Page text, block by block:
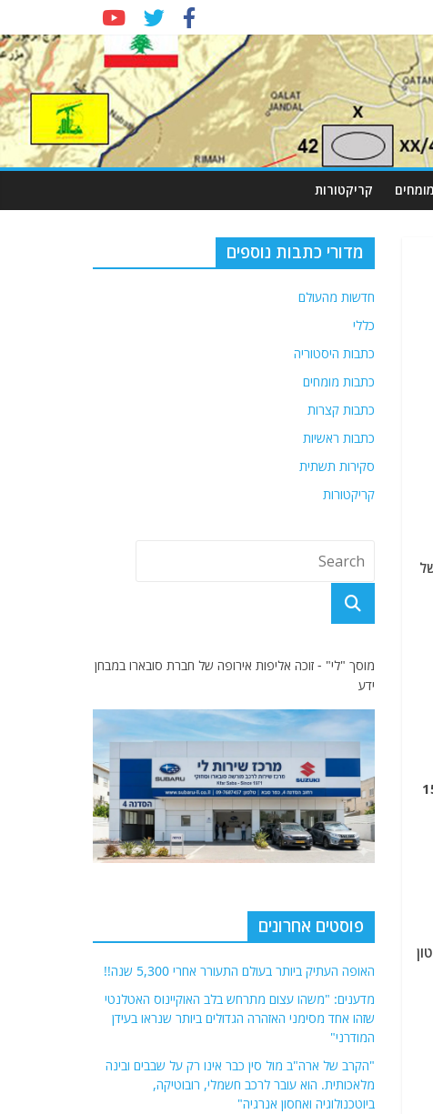
קריקטורות
את הטיל לפני השיגור לכן ניתן לשגר את הטיל כבר כ 15
5, עוצמת הפיצוץ וההדף של הטיל חורמשאר 4 היא הגדולה ביותר בארסנל הטילים של איראן ומסתכמת בשווה ערך של כ 3 טון
מדורי כתבות נוספים
חדשות מהעולם
כללי
כתבות היסטוריה
כתבות מומחים
כתבות קצרות
כתבות ראשיות
סקירות תשתית
קריקטורות
מוסך "לי" - זוכה אליפות אירופה של חברת סובארו במבחן
ידע
פוסטים אחרונים
האופה העתיק ביותר בעולם התעורר אחרי 5,300 שנה!!
מדענים: "משהו עצום מתרחש בלב האוקיינוס האטלנטי
שזהו אחד מסימני האזהרה הגדולים ביותר שנראו בעידן
המודרני"
"הקרב של ארה"ב מול סין כבר אינו רק על שבבים ובינה
מלאכותית. הוא עובר לרכב חשמלי, רובוטיקה,
ביוטכנולוגיה ואחסון אנרגיה"